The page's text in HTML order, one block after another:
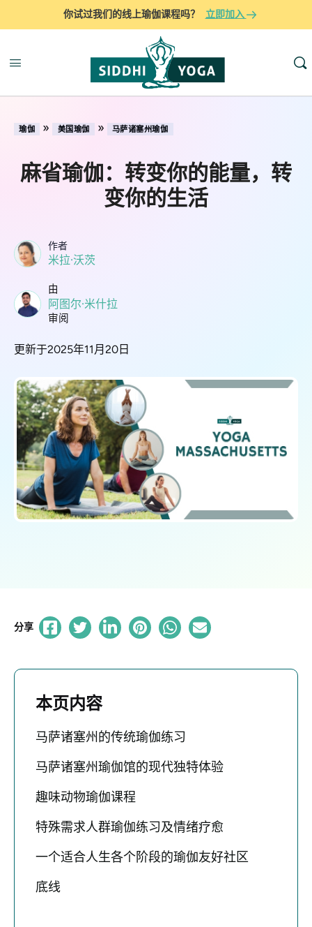
你试过我们的线上瑜伽课程吗？ 立即加入
瑜伽 » 美国瑜伽 » 马萨诸塞州瑜伽
麻省瑜伽：转变你的能量，转
变你的生活
作者
米拉·沃茨
由
阿图尔·米什拉
审阅
更新于2025年11月20日
分享
本页内容
马萨诸塞州的传统瑜伽练习
马萨诸塞州瑜伽馆的现代独特体验
趣味动物瑜伽课程
特殊需求人群瑜伽练习及情绪疗愈
一个适合人生各个阶段的瑜伽友好社区
底线